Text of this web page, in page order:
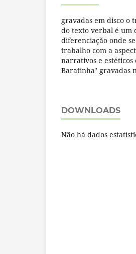
gravadas em disco o
do texto verbal é um
diferenciação onde
trabalho com a
narrativos e estéticos
Baratinha" gravadas
DOWNLOADS
Não há dados